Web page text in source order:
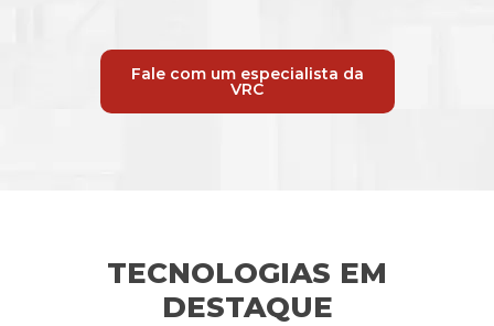
Fale com um especialista da
VRC
TECNOLOGIAS EM
DESTAQUE